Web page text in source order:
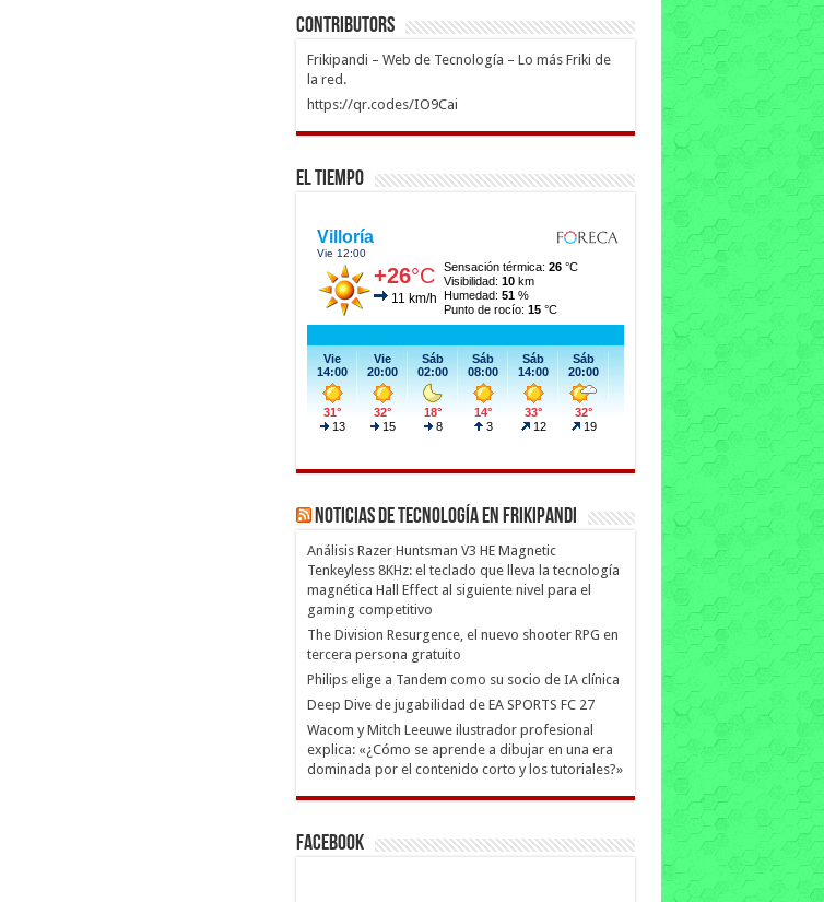
Contributors
Frikipandi – Web de Tecnología – Lo más Friki de
la red.
https://qr.codes/IO9Cai
El Tiempo
Noticias de Tecnología en Frikipandi
Análisis Razer Huntsman V3 HE Magnetic
Tenkeyless 8KHz: el teclado que lleva la tecnología
magnética Hall Effect al siguiente nivel para el
gaming competitivo
The Division Resurgence, el nuevo shooter RPG en
tercera persona gratuito
Philips elige a Tandem como su socio de IA clínica
Deep Dive de jugabilidad de EA SPORTS FC 27
Wacom y Mitch Leeuwe ilustrador profesional
explica: «¿Cómo se aprende a dibujar en una era
dominada por el contenido corto y los tutoriales?»
Facebook